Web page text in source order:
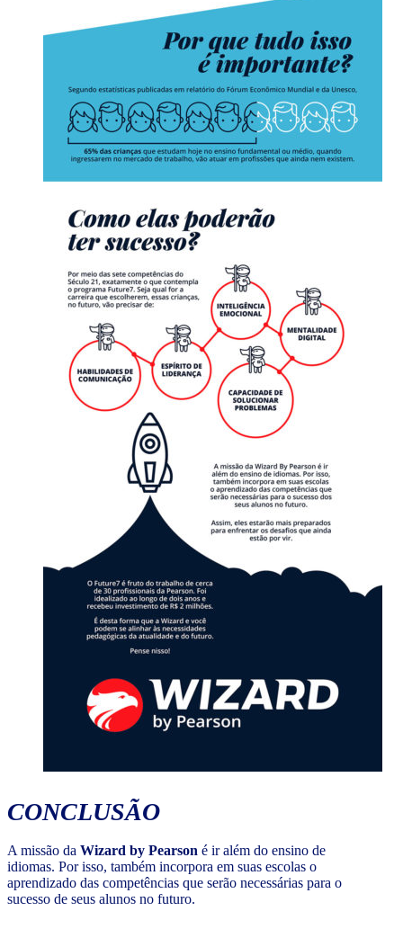
CONCLUSÃO
A missão da Wizard by Pearson é ir além do ensino de
idiomas. Por isso, também incorpora em suas escolas o
aprendizado das competências que serão necessárias para o
sucesso de seus alunos no futuro.